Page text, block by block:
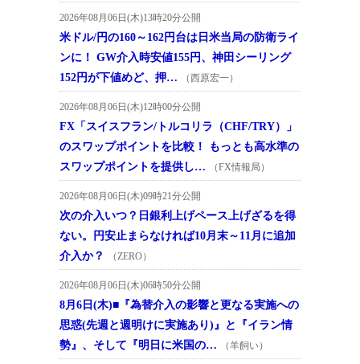
2026年08月06日(木)13時20分公開
米ドル/円の160～162円台は日米当局の防衛ライ
ンに！ GW介入時安値155円、神田シーリング
152円が下値めど、押…
（西原宏一）
2026年08月06日(木)12時00分公開
FX「スイスフラン/トルコリラ（CHF/TRY）」
のスワップポイントを比較！ もっとも高水準の
スワップポイントを提供し…
（FX情報局）
2026年08月06日(木)09時21分公開
次の介入いつ？日銀利上げペース上げざるを得
ない。円安止まらなければ10月末～11月に追加
介入か？
（ZERO）
2026年08月06日(木)06時50分公開
8月6日(木)■『為替介入の影響と更なる実施への
思惑(先週と週明けに実施あり)』と『イラン情
勢』、そして『明日に米国の…
（羊飼い）